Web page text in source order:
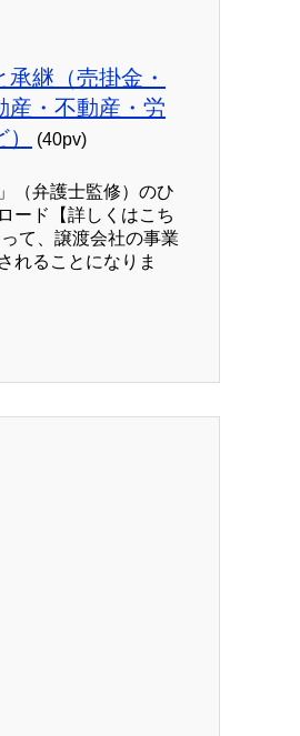
継（売掛金・
産・不動産・労
(40pv)
（弁護士監修）のひ
ード【詳しくはこち
て、譲渡会社の事業
れることになりま